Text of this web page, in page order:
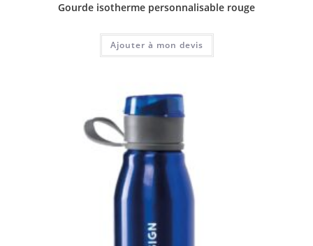
Gourde isotherme personnalisable rouge
Ajouter à mon devis